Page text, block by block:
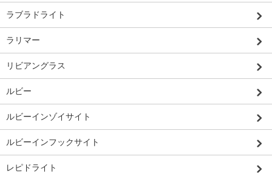
ラブラドライト
ラリマー
リビアングラス
ルビー
ルビーインゾイサイト
ルビーインフックサイト
レピドライト